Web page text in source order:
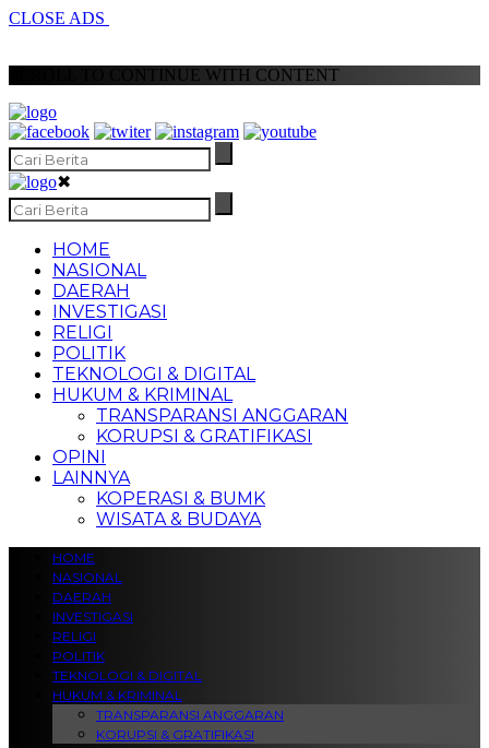
CLOSE ADS
SCROLL TO CONTINUE WITH CONTENT
✖
HOME
NASIONAL
DAERAH
INVESTIGASI
RELIGI
POLITIK
TEKNOLOGI & DIGITAL
HUKUM & KRIMINAL
TRANSPARANSI ANGGARAN
KORUPSI & GRATIFIKASI
OPINI
LAINNYA
KOPERASI & BUMK
WISATA & BUDAYA
HOME
NASIONAL
DAERAH
INVESTIGASI
RELIGI
POLITIK
TEKNOLOGI & DIGITAL
HUKUM & KRIMINAL
TRANSPARANSI ANGGARAN
KORUPSI & GRATIFIKASI